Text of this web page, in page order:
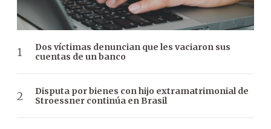
Dos víctimas denuncian que les vaciaron sus
cuentas de un banco
Disputa por bienes con hijo extramatrimonial de
Stroessner continúa en Brasil